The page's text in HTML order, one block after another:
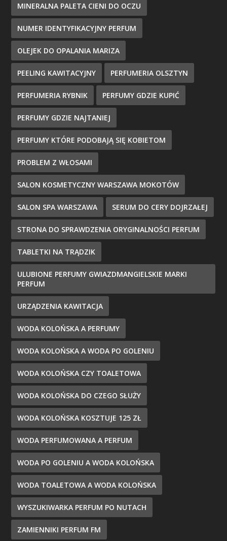
MINERALNA PALETA CIENI DO OCZU
NUMER IDENTYFIKACYJNY PERFUM
OLEJEK DO OPALANIA MARIZA
PEELING KAWITACYJNY PERFUMERIA OLSZTYN
PERFUMERIA RYBNIK PERFUMY GDZIE KUPIĆ
PERFUMY GDZIE NAJTANIEJ
PERFUMY KTÓRE PODOBAJĄ SIĘ KOBIETOM
PROBLEM Z WŁOSAMI
SALON KOSMETYCZNY WARSZAWA MOKOTÓW
SALON SPA WARSZAWA SERUM DO CERY DOJRZAŁEJ
STRONA DO SPRAWDZENIA ORYGINALNOŚCI PERFUM
TABLETKI NA TRĄDZIK
ULUBIONE PERFUMY GWIAZDMANGIELSKIE MARKI
PERFUM
URZĄDZENIA KAWITACJA
WODA KOLOŃSKA A PERFUMY
WODA KOLOŃSKA A WODA PO GOLENIU
WODA KOLOŃSKA CZY TOALETOWA
WODA KOLOŃSKA DO CZEGO SŁUŻY
WODA KOLOŃSKA KOSZTUJE 125 ZŁ
WODA PERFUMOWANA A PERFUM
WODA PO GOLENIU A WODA KOLOŃSKA
WODA TOALETOWA A WODA KOLOŃSKA
WYSZUKIWARKA PERFUM PO NUTACH
ZAMIENNIKI PERFUM FM